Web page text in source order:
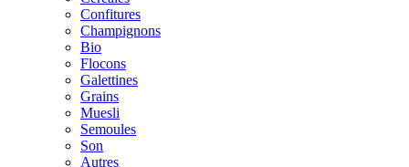
Confitures
Champignons
Bio
Flocons
Galettines
Grains
Muesli
Semoules
Son
Autres